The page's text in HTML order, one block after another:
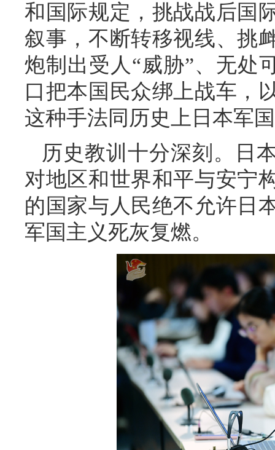
和国际规定，挑战战后国
叙事，不断转移视线、挑
炮制出受人“威胁”、无处
口把本国民众绑上战车，
这种手法同历史上日本军
历史教训十分深刻。日
对地区和世界和平与安宁
的国家与人民绝不允许日
军国主义死灰复燃。